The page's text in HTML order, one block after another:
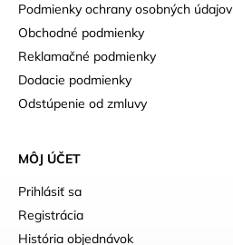
Podmienky ochrany osobných údajov
Obchodné podmienky
Reklamačné podmienky
Dodacie podmienky
Odstúpenie od zmluvy
MÔJ ÚČET
Prihlásiť sa
Registrácia
História objednávok